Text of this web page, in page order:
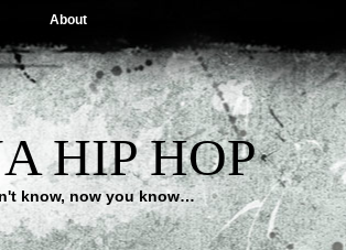
About
HIP HOP
know, now you know…